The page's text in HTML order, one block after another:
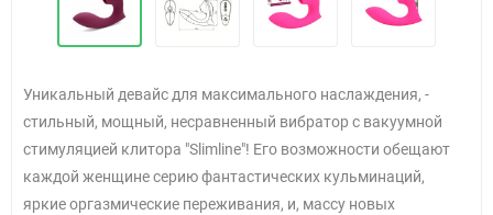
Уникальный девайс для максимального наслаждения, -
стильный, мощный, несравненный вибратор с вакуумной
стимуляцией клитора "Slimline"! Его возможности обещают
каждой женщине серию фантастических кульминаций,
яркие оргазмические переживания, и, массу новых